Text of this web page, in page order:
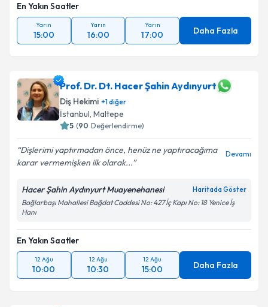
En Yakın Saatler
Yarın
15:00
Yarın
16:00
Yarın
17:00 Daha Fazla
Prof. Dr. Dt. Hacer Şahin Aydınyurt
Diş Hekimi +1diğer
İstanbul, Maltepe
5 (90 Değerlendirme)
Dişlerimi yaptırmadan önce, henüz ne yaptıracağıma
karar vermemişken ilk olarak...
Devamı
Hacer Şahin Aydınyurt Muayenehanesi Haritada Göster
Bağlarbaşı Mahallesi Bağdat Caddesi No: 427 İç Kapı No: 18 Yenice İş
Hanı
En Yakın Saatler
12 Ağu
10:00
12 Ağu
10:30
12 Ağu
15:00 Daha Fazla